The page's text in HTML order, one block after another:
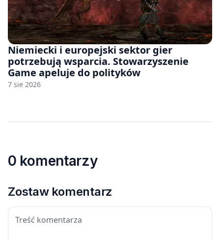
Niemiecki i europejski sektor gier
potrzebują wsparcia. Stowarzyszenie
Game apeluje do polityków
7 sie 2026
0 komentarzy
Zostaw komentarz